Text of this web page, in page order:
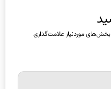
بخش‌های موردنیاز علامت‌گذاری